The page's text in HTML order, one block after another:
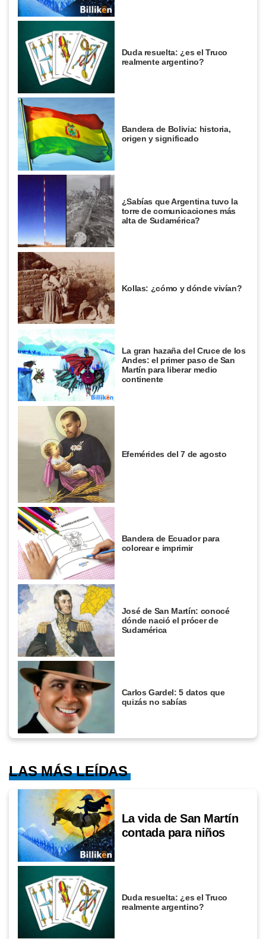
Duda resuelta: ¿es el Truco
realmente argentino?
Bandera de Bolivia: historia,
origen y significado
¿Sabías que Argentina tuvo la
torre de comunicaciones más
alta de Sudamérica?
Kollas: ¿cómo y dónde vivían?
La gran hazaña del Cruce de los
Andes: el primer paso de San
Martín para liberar medio
continente
Efemérides del 7 de agosto
Bandera de Ecuador para
colorear e imprimir
José de San Martín: conocé
dónde nació el prócer de
Sudamérica
Carlos Gardel: 5 datos que
quizás no sabías
LAS MÁS LEÍDAS
La vida de San Martín
contada para niños
Duda resuelta: ¿es el Truco
realmente argentino?